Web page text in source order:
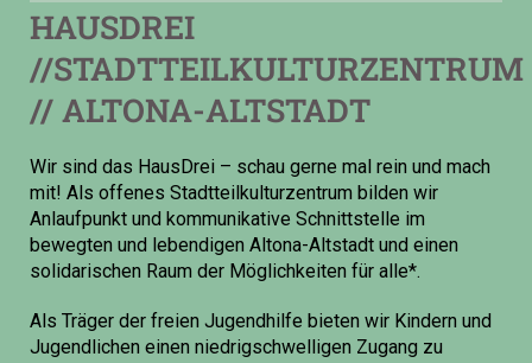
HAUSDREI
//STADTTEILKULTURZENTRUM
// ALTONA-ALTSTADT
Wir sind das HausDrei – schau gerne mal rein und mach
mit! Als offenes Stadtteilkulturzentrum bilden wir
Anlaufpunkt und kommunikative Schnittstelle im
bewegten und lebendigen Altona-Altstadt und einen
solidarischen Raum der Möglichkeiten für alle*.
Als Träger der freien Jugendhilfe bieten wir Kindern und
Jugendlichen einen niedrigschwelligen Zugang zu